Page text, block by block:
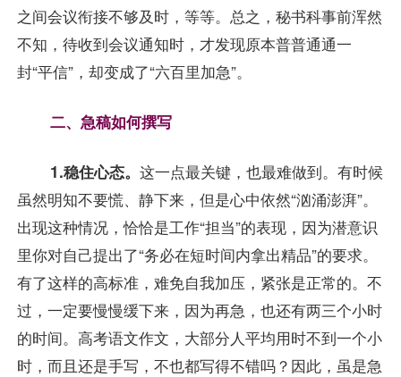
之间会议衔接不够及时，等等。总之，秘书科事前浑然
不知，待收到会议通知时，才发现原本普普通通一
封“平信”，却变成了“六百里加急”。
二、急稿如何撰写
1.稳住心态。 这一点最关键，也最难做到。有时候
虽然明知不要慌、静下来，但是心中依然“汹涌澎湃”。
出现这种情况，恰恰是工作“担当”的表现，因为潜意识
里你对自己提出了“务必在短时间内拿出精品”的要求。
有了这样的高标准，难免自我加压，紧张是正常的。不
过，一定要慢慢缓下来，因为再急，也还有两三个小时
的时间。高考语文作文，大部分人平均用时不到一个小
时，而且还是手写，不也都写得不错吗？因此，虽是急